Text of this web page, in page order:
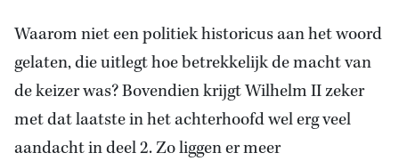
Waarom niet een politiek historicus aan het woord
gelaten, die uitlegt hoe betrekkelijk de macht van
de keizer was? Bovendien krijgt Wilhelm II zeker
met dat laatste in het achterhoofd wel erg veel
aandacht in deel 2. Zo liggen er meer